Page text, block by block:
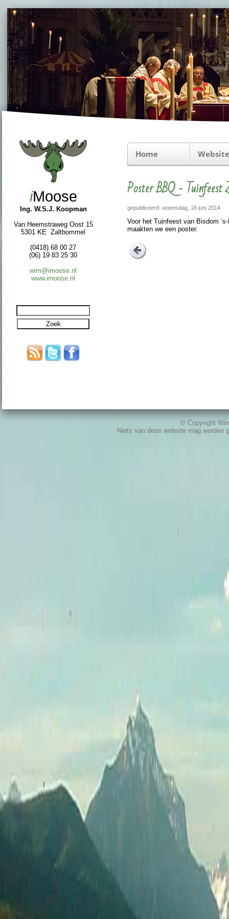
iMoose
Ing. W.S.J. Koopman
Van Heemstraweg Oost 15
5301 KE Zaltbommel
(0418) 68 00 27
(06) 19 83 25 30
wim@imoose.nl
www.imoose.nl
Home
Poster BBQ - Tuinfeest
gepubliceerd: woensdag, 18 juni 2014
Voor het Tuin­feest van Bisdom
maakten we een poster.
© Copyright
Niets van deze website mag worden